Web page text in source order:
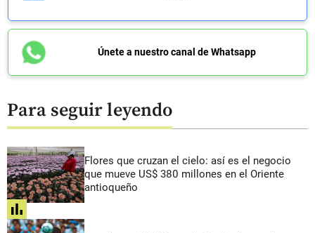
Únete a nuestro canal de Whatsapp
Para seguir leyendo
Flores que cruzan el cielo: así es el negocio
que mueve US$ 380 millones en el Oriente
antioqueño
share